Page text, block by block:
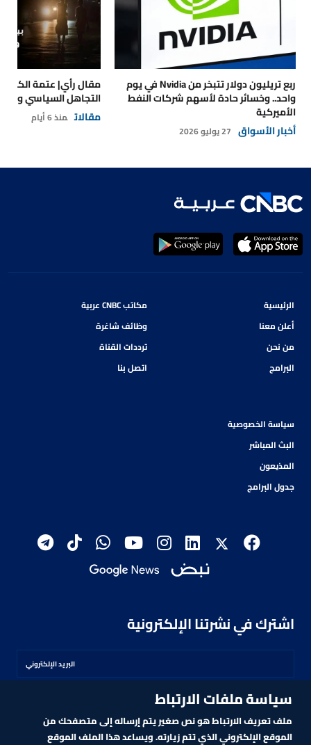
ربع تريليون دولار تتبخر من Nvidia في يوم
واحد.. وخسائر حادة لأسهم شركات النفط
الأميركية
أخبار الأسواق 27 يوليو 2026
مقال رأي| عتمة
التجاهل السياسي
مقالات منذ 6 أيام
الرئيسية
أعلن معنا
من نحن
البرامج
مكاتب CNBC عربية
وظائف شاغرة
ترددات القناة
اتصل بنا
سياسة الخصوصية
البث المباشر
المذيعون
جدول البرامج
اشترك في نشرتنا الإلكترونية
اشترك
سياسة ملفات الارتباط
ملف تعريف الارتباط هو نص صغير يتم إرساله إلى متصفحك من
الموقع الإلكتروني الذي تتم زيارته. ويساعد هذا الملف الموقع